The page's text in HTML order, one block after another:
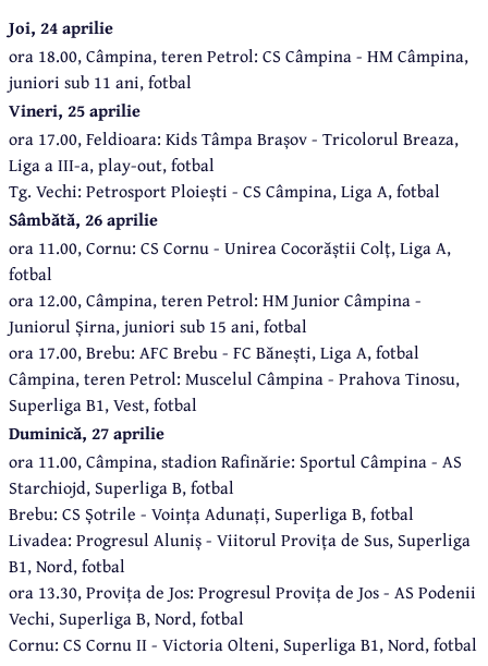
Joi, 24 aprilie
ora 18.00, Câmpina, teren Petrol: CS Câmpina - HM Câmpina,
juniori sub 11 ani, fotbal
Vineri, 25 aprilie
ora 17.00, Feldioara: Kids Tâmpa Brașov - Tricolorul Breaza,
Liga a III-a, play-out, fotbal
Tg. Vechi: Petrosport Ploiești - CS Câmpina, Liga A, fotbal
Sâmbătă, 26 aprilie
ora 11.00, Cornu: CS Cornu - Unirea Cocorăștii Colț, Liga A,
fotbal
ora 12.00, Câmpina, teren Petrol: HM Junior Câmpina -
Juniorul Șirna, juniori sub 15 ani, fotbal
ora 17.00, Brebu: AFC Brebu - FC Bănești, Liga A, fotbal
Câmpina, teren Petrol: Muscelul Câmpina - Prahova Tinosu,
Superliga B1, Vest, fotbal
Duminică, 27 aprilie
ora 11.00, Câmpina, stadion Rafinărie: Sportul Câmpina - AS
Starchiojd, Superliga B, fotbal
Brebu: CS Șotrile - Voința Adunați, Superliga B, fotbal
Livadea: Progresul Aluniș - Viitorul Provița de Sus, Superliga
B1, Nord, fotbal
ora 13.30, Provița de Jos: Progresul Provița de Jos - AS Podenii
Vechi, Superliga B, Nord, fotbal
Cornu: CS Cornu II - Victoria Olteni, Superliga B1, Nord, fotbal